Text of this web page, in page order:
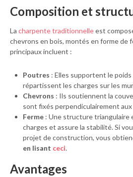
Composition et
La charpente traditionnelleest
chevrons en bois, montés en forme de
principaux incluent :
Poutres : Elles supportent le
répartissent les charges sur les
Chevrons : Ils soutiennent la
sont fixés perpendiculairement
Ferme : Une structure triangulaire
charges et assure la stabilité. Si
projet de construction, vous
en lisant ceci.
Avantages